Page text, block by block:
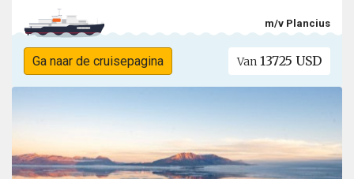
m/v Plancius
Ga naar de cruisepagina Van 13725 USD